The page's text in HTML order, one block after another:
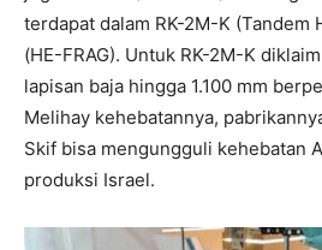
terdapat dalam RK-2M-K (Tandem
(HE-FRAG). Untuk RK-2M-K
lapisan baja hingga 1.100 mm
Melihay kehebatannya,
Skif bisa mengungguli kehebatan
produksi Israel.